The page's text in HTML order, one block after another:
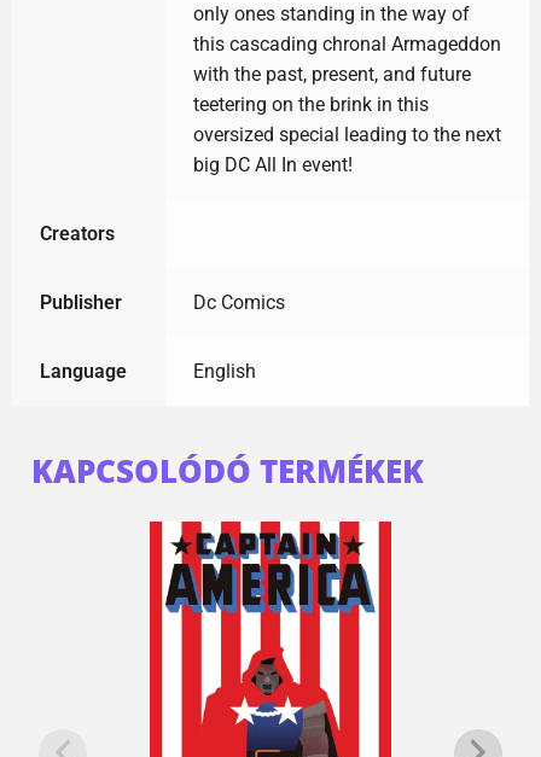
only ones standing in the way of
this cascading chronal Armageddon
with the past, present, and future
teetering on the brink in this
oversized special leading to the next
big DC All In event!
Creators
Publisher Dc Comics
Language English
KAPCSOLÓDÓ TERMÉKEK